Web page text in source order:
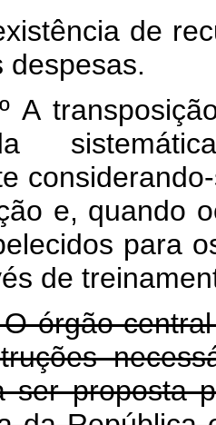
de
despesas.
A
e, quando
para
de
órgão
ser proposta